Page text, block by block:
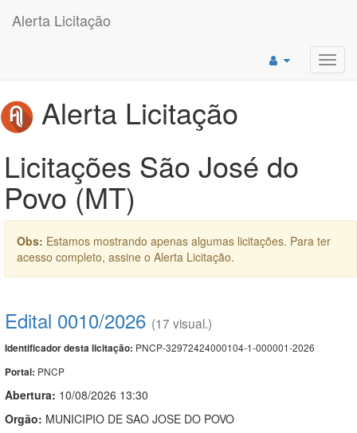
Alerta Licitação
Alerta Licitação
Licitações São José do
Povo (MT)
Obs: Estamos mostrando apenas algumas licitações. Para ter
acesso completo, assine o Alerta Licitação.
Edital 0010/2026 (17 visual.)
Identificador desta licitação: PNCP-32972424000104-1-000001-2026
Portal: PNCP
Abertura: 10/08/2026 13:30
Orgão: MUNICIPIO DE SAO JOSE DO POVO